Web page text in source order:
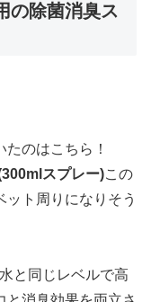
の除菌消臭ス
のはこちら！
スプレー)この
ット周りになりそう
と同じレベルで高